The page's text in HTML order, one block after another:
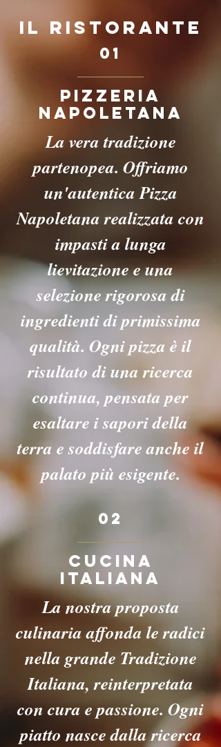
Il ristorante
01
pizzeria
napoletana
La vera tradizione
partenopea. Offriamo
un'autentica Pizza
Napoletana realizzata con
impasti a lunga
lievitazione e una
selezione rigorosa di
ingredienti di primissima
qualità. Ogni pizza è il
risultato di una ricerca
continua, pensata per
esaltare i sapori della
terra e soddisfare anche il
palato più esigente.
02
CUCINA
Italiana
La nostra proposta
culinaria affonda le radici
nella grande Tradizione
Italiana, reinterpretata
con cura e passione. Ogni
piatto nasce dalla ricerca